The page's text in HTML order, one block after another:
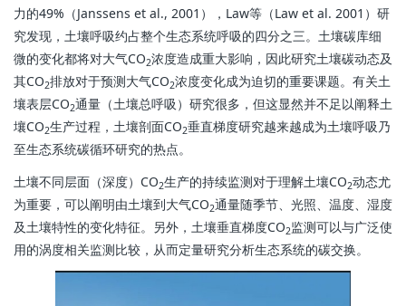
力的49%（Janssens et al., 2001），Law等（Law et al. 2001）研
究发现，土壤呼吸约占整个生态系统呼吸的四分之三。土壤碳库细
微的变化都将对大气CO2浓度造成重大影响，因此研究土壤碳动态及
其CO2排放对于预测大气CO2浓度变化成为迫切的重要课题。有关土
壤表层CO2通量（土壤总呼吸）研究很多，但这显然并不足以阐释土
壤CO2生产过程，土壤剖面CO2垂直梯度研究越来越成为土壤呼吸乃
至生态系统碳循环研究的热点。
土壤不同层面（深度）CO2生产的持续监测对于理解土壤CO2动态尤
为重要，可以阐明由土壤到大气CO2通量随季节、光照、温度、湿度
及土壤特性的变化特征。另外，土壤垂直梯度CO2监测可以与广泛使
用的涡度相关监测比较，从而定量研究分析生态系统的碳交换。